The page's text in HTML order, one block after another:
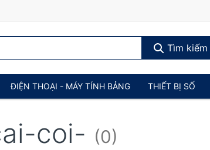
Tìm kiếm
ĐIỆN THOẠI - MÁY TÍNH BẢNG THIẾT BỊ SỐ
coi- (0)